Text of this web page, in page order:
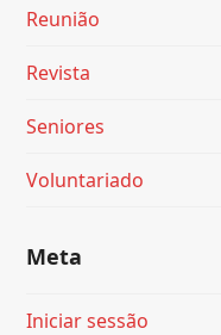
Reunião
Revista
Seniores
Voluntariado
Meta
Iniciar sessão